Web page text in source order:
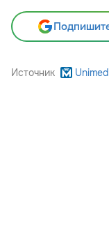
Источник